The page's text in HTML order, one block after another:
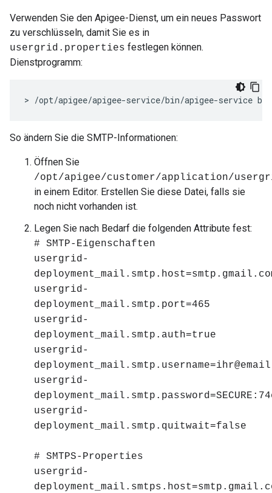
Verwenden Sie den Apigee-Dienst, um ein neues Passwort
zu verschlüsseln, damit Sie es in
usergrid.properties festlegen können.
Dienstprogramm:
> /opt/apigee/apigee-service/bin/apigee-service
So ändern Sie die SMTP-Informationen:
Öffnen Sie
/opt/apigee/customer/application/
in einem Editor. Erstellen Sie diese Datei, falls sie
noch nicht vorhanden ist.
Legen Sie nach Bedarf die folgenden Attribute fest:
# SMTP-Eigenschaften
usergrid-
usergrid-
deployment_mail.smtp.port=465
usergrid-
deployment_mail.smtp.auth=true
usergrid-
usergrid-
usergrid-
deployment_mail.smtp.quitwait=false
# SMTPS-Properties
usergrid-